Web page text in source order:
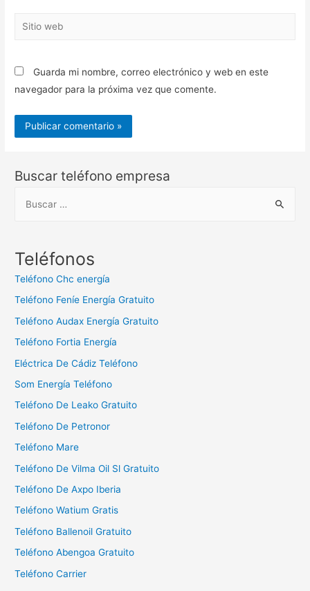
Sitio
Guarda mi nombre, correo electrónico y web en este
navegador para la próxima vez que comente.
Buscar teléfono empresa
c
Teléfonos
Teléfono Chc energía
Teléfono Feníe Energía Gratuito
Teléfono Audax Energía Gratuito
Teléfono Fortia Energía
Eléctrica De Cádiz Teléfono
Som Energía Teléfono
Teléfono De Leako Gratuito
Teléfono De Petronor
Teléfono Mare
Teléfono De Vilma Oil Sl Gratuito
Teléfono De Axpo Iberia
Teléfono Watium Gratis
Teléfono Ballenoil Gratuito
Teléfono Abengoa Gratuito
Teléfono Carrier